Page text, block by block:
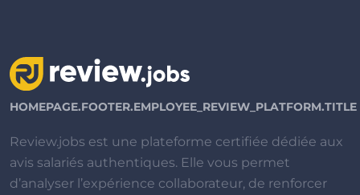
HOMEPAGE.FOOTER.EMPLOYEE_REVIEW_PLATFORM.TITLE
Review.jobs est une plateforme certifiée dédiée aux
avis salariés authentiques. Elle vous permet
d’analyser l’expérience collaborateur, de renforcer